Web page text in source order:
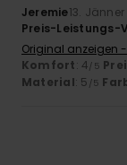
Jeremie13.
Preis-Leistungs-
Original anzeigen
Komfort: 4/5
Material: 5 /5